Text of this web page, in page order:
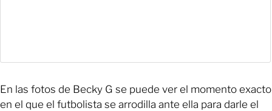
En las fotos de Becky G se puede ver el momento exacto
en el que el futbolista se arrodilla ante ella para darle el